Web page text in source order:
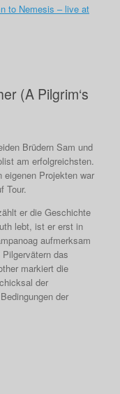
to Nemesis – live at
(A Pilgrim‘s
Brüdern Sam und
am erfolgreichsten.
Projekten war
Tour.
er die Geschichte
lebt, ist er erst in
aufmerksam
das
markiert die
der
der